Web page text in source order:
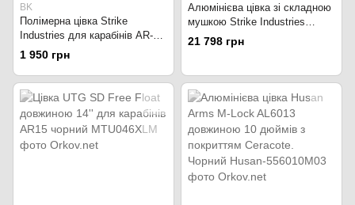
BK
Полімерна цівка Strike
Industries для карабінів AR-15
з отворами M-LOK SI-STRIKE-
HG-CFDE-BK Flat Dark Earth
1 950 грн
Алюмінієва цівка зі складною
мушкою Strike Industries
GRIDLOK 11 дюймів для
карабінів AR SI-GRIDLOK-BK-
21 798 грн